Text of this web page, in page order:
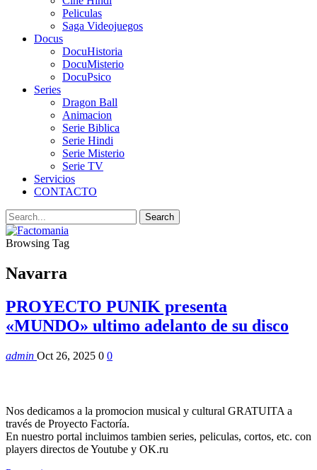
Peliculas
Saga Videojuegos
Docus
DocuHistoria
DocuMisterio
DocuPsico
Series
Dragon Ball
Animacion
Serie Biblica
Serie Hindi
Serie Misterio
Serie TV
Servicios
CONTACTO
Browsing Tag
Navarra
PROYECTO PUNIK presenta
«MUNDO» ultimo adelanto de su disco
admin Oct 26, 2025 0 0
Nos dedicamos a la promocion musical y cultural GRATUITA a
través de Proyecto Factoría.
En nuestro portal incluimos tambien series, peliculas, cortos, etc. con
players directos de Youtube y OK.ru